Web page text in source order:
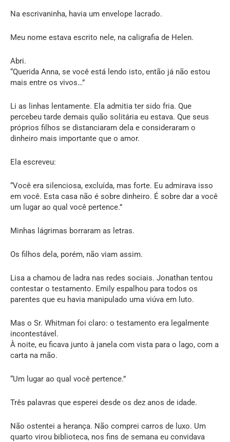
Na escrivaninha, havia um envelope lacrado.
Meu nome estava escrito nele, na caligrafia de Helen.
Abri.
“Querida Anna, se você está lendo isto, então já não estou
mais entre os vivos…”
Li as linhas lentamente. Ela admitia ter sido fria. Que
percebeu tarde demais quão solitária eu estava. Que seus
próprios filhos se distanciaram dela e consideraram o
dinheiro mais importante que o amor.
Ela escreveu:
“Você era silenciosa, excluída, mas forte. Eu admirava isso
em você. Esta casa não é sobre dinheiro. É sobre dar a você
um lugar ao qual você pertence.”
Minhas lágrimas borraram as letras.
Os filhos dela, porém, não viam assim.
Lisa a chamou de ladra nas redes sociais. Jonathan tentou
contestar o testamento. Emily espalhou para todos os
parentes que eu havia manipulado uma viúva em luto.
Mas o Sr. Whitman foi claro: o testamento era legalmente
incontestável.
À noite, eu ficava junto à janela com vista para o lago, com a
carta na mão.
“Um lugar ao qual você pertence.”
Três palavras que esperei desde os dez anos de idade.
Não ostentei a herança. Não comprei carros de luxo. Um
quarto virou biblioteca, nos fins de semana eu convidava